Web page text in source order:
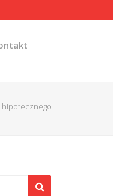
hipotecznego